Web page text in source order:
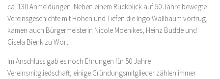
ca. 130 Anmeldungen. Neben einem Rückblick auf 50 Jahre bewegte
Vereinsgeschichte mit Höhen und Tiefen die Ingo Wallbaum vortrug,
kamen auch Bürgermeisterin Nicole Moenikes, Heinz Budde und
Gisela Bienk zu Wort.
Im Anschluss gab es noch Ehrungen für 50 Jahre
Vereinsmitgliedschaft, einige Gründungsmitglieder zählen immer